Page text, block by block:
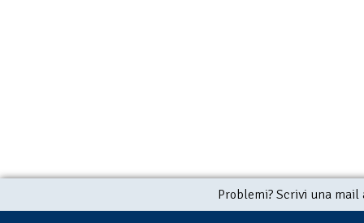
Problemi? Scrivi una